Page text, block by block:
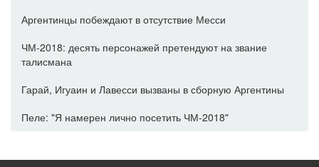
Аргентинцы побеждают в отсутствие Месси
ЧМ-2018: десять персонажей претендуют на звание
талисмана
Гарай, Игуаин и Лавесси вызваны в сборную Аргентины
Пеле: "Я намерен лично посетить ЧМ-2018"